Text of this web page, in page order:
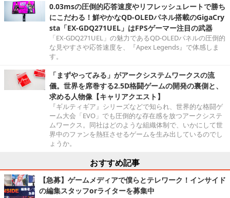
0.03msの圧倒的応答速度やリフレッシュレートで勝ち
にこだわる！鮮やかなQD-OLEDパネル搭載のGigaCry
sta「EX-GDQ271UEL」はFPSゲーマー注目の武器
「EX-GDQ271UEL」の魅力であるQD-OLEDパネルの圧倒的
な見やすさや応答速度を、『Apex Legends』で体感しま
す。
「まずやってみる」がアークシステムワークスの流
儀。世界を席巻する2.5D格闘ゲームの開発の裏側と、
求める人物像【キャリアクエスト】
『ギルティギア』シリーズなどで知られ、世界的な格闘ゲ
ーム大会「EVO」でも圧倒的な存在感を放つアークシステ
ムワークス。同社はどのような組織体制で、いかにして世
界中のファンを熱狂させるゲームを生み出しているのでし
ょうか。
おすすめ記事
【急募】ゲームメディアで僕らとテレワーク！インサイド
の編集スタッフorライターを募集中